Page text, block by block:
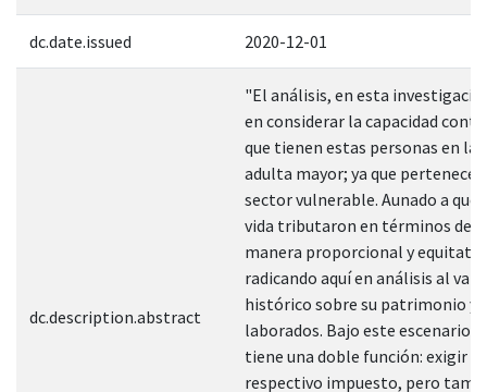
dc.date.issued 2020-12-01
dc.description.abstract
"El análisis, en esta
en considerar la capacidad
que tienen estas personas en la
adulta mayor; ya que
sector vulnerable. Aunado a que
vida tributaron en términos de
manera proporcional y
radicando aquí en análisis al
histórico sobre su patrimonio y
laborados. Bajo este escenario,
tiene una doble función: exigir
respectivo impuesto, pero